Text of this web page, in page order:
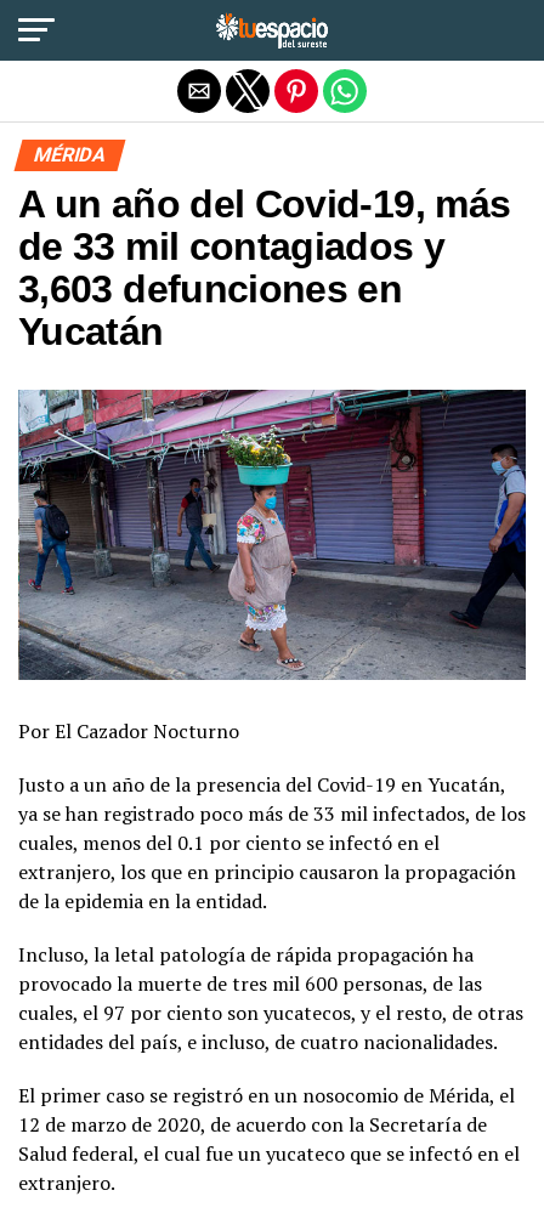
MÉRIDA
A un año del Covid-19, más
de 33 mil contagiados y
3,603 defunciones en
Yucatán
Por El Cazador Nocturno
Justo a un año de la presencia del Covid-19 en Yucatán,
ya se han registrado poco más de 33 mil infectados, de los
cuales, menos del 0.1 por ciento se infectó en el
extranjero, los que en principio causaron la propagación
de la epidemia en la entidad.
Incluso, la letal patología de rápida propagación ha
provocado la muerte de tres mil 600 personas, de las
cuales, el 97 por ciento son yucatecos, y el resto, de otras
entidades del país, e incluso, de cuatro nacionalidades.
El primer caso se registró en un nosocomio de Mérida, el
12 de marzo de 2020, de acuerdo con la Secretaría de
Salud federal, el cual fue un yucateco que se infectó en el
extranjero.
Salir de la versión móvil